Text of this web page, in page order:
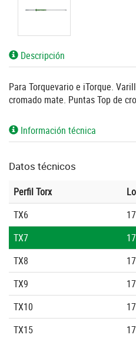
Descripción
Para Torquevario e iTorque.
cromado mate. Puntas Top de
Información técnica
Datos técnicos
Perfil Torx
TX6
TX7
TX8
TX9
TX10
TX15